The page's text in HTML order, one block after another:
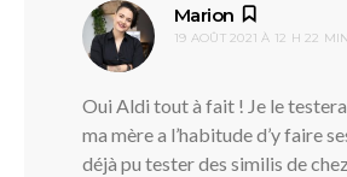
Marion
19 AOÛT 2021 À 12 H 22 MIN
Oui Aldi tout à fait ! Je le
ma mère a l’habitude d’y faire
déjà pu tester des similis de